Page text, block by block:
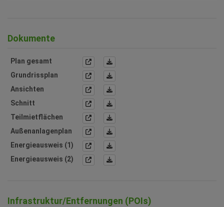
Dokumente
Plan gesamt
Grundrissplan
Ansichten
Schnitt
Teilmietflächen
Außenanlagenplan
Energieausweis (1)
Energieausweis (2)
Infrastruktur/Entfernungen (POIs)